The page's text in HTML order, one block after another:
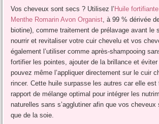
Vos cheveux sont secs ? Utilisez l’ Huile
Menthe Romarin Avon Organist, à 99 % dérivée
biotine), comme traitement de prélavage avant le
nourrir et revitaliser votre cuir chevelu et vos
également l’utiliser comme après-shampooing
fortifier les pointes, ajouter de la brillance et
pouvez même l’appliquer directement sur le cuir
rincer. Cette huile surpasse les autres car elle est
rapport de mélange optimal pour intégrer les
naturelles sans s’agglutiner afin que vos cheveux
que de la soie.